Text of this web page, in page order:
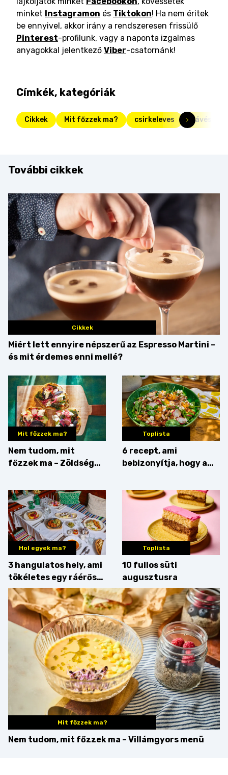
minket Instagramon és Tiktokon! Ha nem éritek
be ennyivel, akkor irány a rendszeresen frissülő
Pinterest-profilunk, vagy a naponta izgalmas
anyagokkal jelentkező Viber-csatornánk!
Címkék, kategóriák
Cikkek Mit főzzek ma? csirkeleves kávés
További cikkek
Cikkek
Miért lett ennyire népszerű az Espresso Martini –
és mit érdemes enni mellé?
Mit főzzek ma?
Nem tudom, mit
főzzek ma – Zöldség
Toplista
6 recept, ami
bebizonyítja, hogy a
zseniális
Hol egyek ma?
3 hangulatos hely, ami
tökéletes egy ráérős
hétvégi ebédhez
Toplista
10 fullos süti
augusztusra
Mit főzzek ma?
Nem tudom, mit főzzek ma – Villámgyors menü